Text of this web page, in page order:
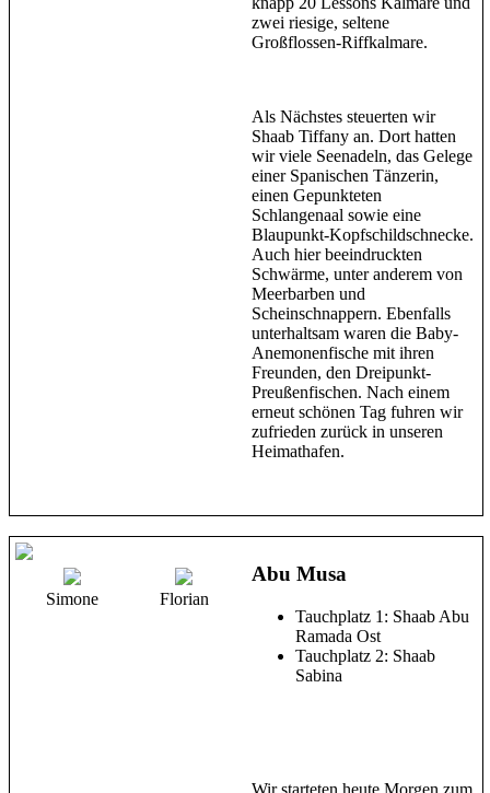
zwei riesige, seltene
Großflossen-Riffkalmare.
Als Nächstes steuerten wir
Shaab Tiffany an. Dort hatten
wir viele Seenadeln, das Gelege
einer Spanischen Tänzerin,
einen Gepunkteten
Schlangenaal sowie eine
Blaupunkt-Kopfschildschnecke.
Auch hier beeindruckten
Schwärme, unter anderem von
Meerbarben und
Scheinschnappern. Ebenfalls
unterhaltsam waren die Baby-
Anemonenfische mit ihren
Freunden, den Dreipunkt-
Preußenfischen. Nach einem
erneut schönen Tag fuhren wir
zufrieden zurück in unseren
Heimathafen.
Simone Florian
Abu Musa
Tauchplatz 1: Shaab Abu
Ramada Ost
Tauchplatz 2: Shaab
Sabina
Wir starteten heute Morgen zum